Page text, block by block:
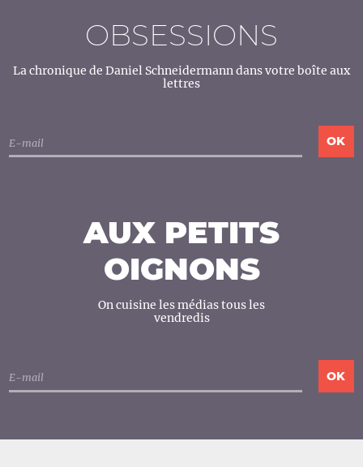
OBSESSIONS
La chronique de Daniel Schneidermann dans votre boîte aux
lettres
AUX PETITS
OIGNONS
On cuisine les médias tous les
vendredis